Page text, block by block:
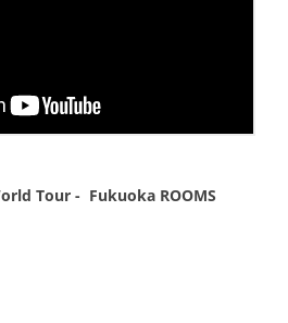
Tour - Fukuoka ROOMS